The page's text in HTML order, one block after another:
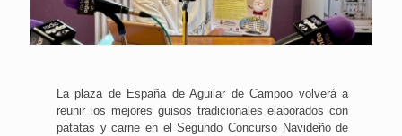
La plaza de España de Aguilar de Campoo volverá a
reunir los mejores guisos tradicionales elaborados con
patatas y carne en el Segundo Concurso Navideño de